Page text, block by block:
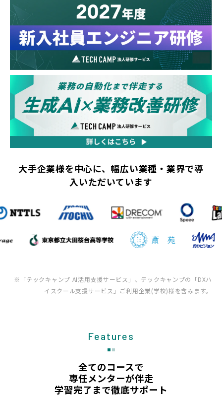
大手企業様を中心に、幅広い業種・業界で導
入いただいています
※「テックキャンプ AI活用支援サービス」、テックキャンプの「DXハ
イスクール支援サービス」ご利用企業(学校)様を含みます。
Features
全てのコースで
専任メンターが伴走
学習完了まで徹底サポート